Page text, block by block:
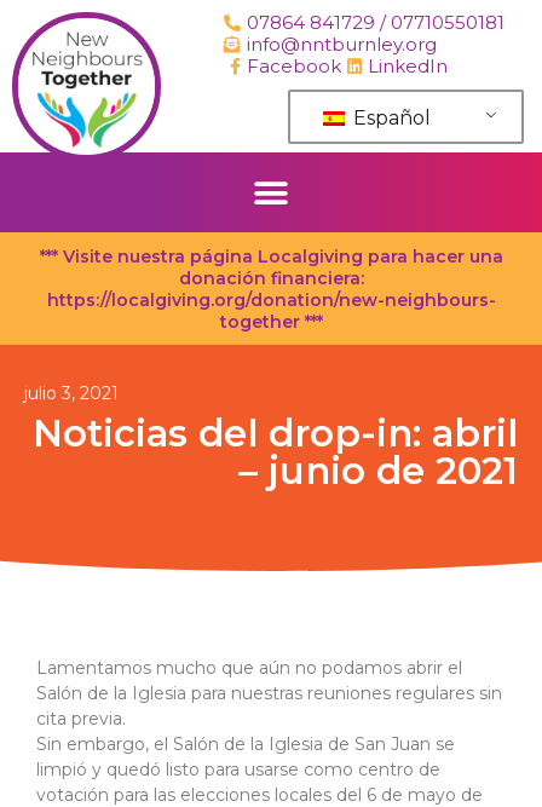
contenido
07864 841729 / 07710550181
info@nntburnley.org
Facebook
LinkedIn
Español
*** Visite nuestra página Localgiving para hacer una
donación financiera:
https://localgiving.org/donation/new-neighbours-
together ***
julio 3, 2021
Noticias del drop-in: abril
– junio de 2021
Lamentamos mucho que aún no podamos abrir el
Salón de la Iglesia para nuestras reuniones regulares sin
cita previa.
Sin embargo, el Salón de la Iglesia de San Juan se
limpió y quedó listo para usarse como centro de
votación para las elecciones locales del 6 de mayo de